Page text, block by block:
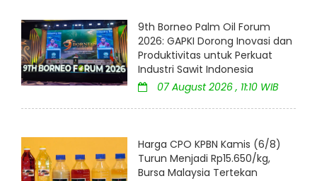
9th Borneo Palm Oil Forum
2026: GAPKI Dorong Inovasi dan
Produktivitas untuk Perkuat
Industri Sawit Indonesia
07 August 2026 , 11:10 WIB
Harga CPO KPBN Kamis (6/8)
Turun Menjadi Rp15.650/kg,
Bursa Malaysia Tertekan